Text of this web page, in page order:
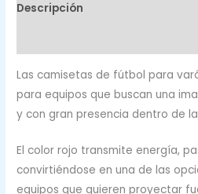
Descripción
Las camisetas de fútbol para
para equipos que buscan una
y con gran presencia dentro de
El color rojo transmite energía,
convirtiéndose en una de las
equipos que quieren proyectar